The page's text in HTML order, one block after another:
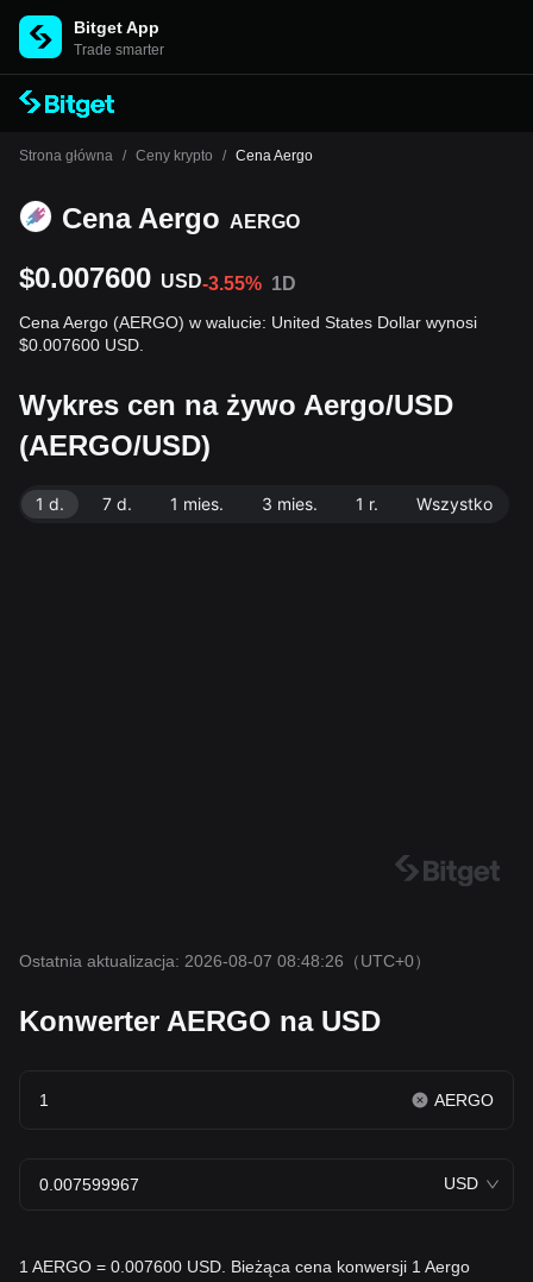
Bitget App
Trade smarter
Strona główna / Ceny krypto / Cena Aergo
Cena Aergo AERGO
$0.007600 USD-3.55% 1D
Cena Aergo (AERGO) w walucie: United States Dollar wynosi
$0.007600 USD.
Wykres cen na żywo Aergo/USD
(AERGO/USD)
1 d. 7 d. 1 mies. 3 mies. 1 r. Wszystko
Ostatnia aktualizacja: 2026-08-07 08:48:26 （UTC+0）
Konwerter AERGO na USD
AERGO
USD
1 AERGO = 0.007600 USD. Bieżąca cena konwersji 1 Aergo